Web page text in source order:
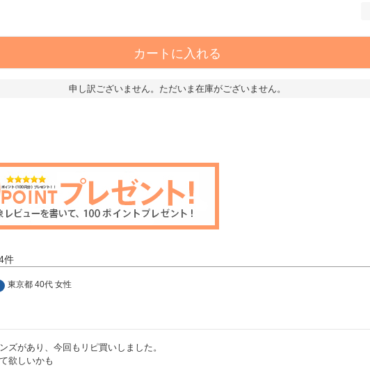
カートに入れる
申し訳ございません。ただいま在庫がございません。
東京都 40代 女性
ズがあり、今回もリピ買いしました。
欲しいかも